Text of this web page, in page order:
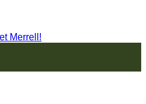
Merrell!